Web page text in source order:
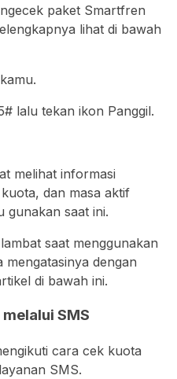
paket Smartfren
lihat di bawah
lalu tekan ikon Panggil.
melihat informasi
dan masa aktif
gunakan saat ini.
saat menggunakan
dengan
di bawah ini.
SMS
cara cek kuota
SMS.